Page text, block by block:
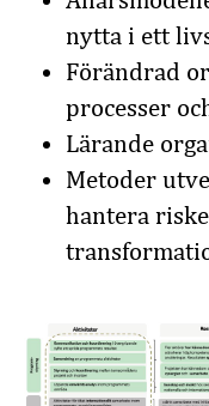
nytta i ett
Förändrad
processer
Lärande
Metoder
hantera